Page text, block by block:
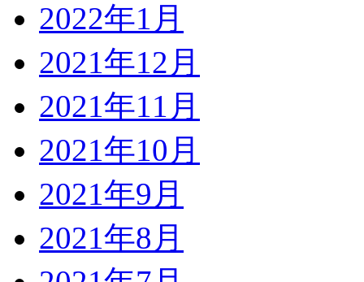
2022年1月
2021年12月
2021年11月
2021年10月
2021年9月
2021年8月